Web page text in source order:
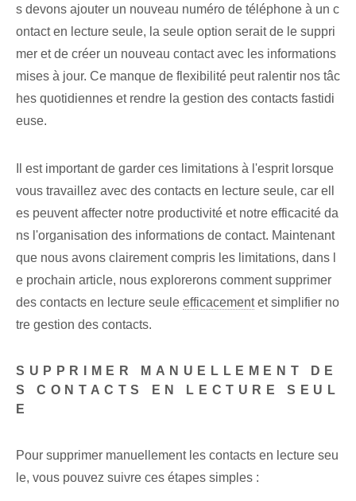
s devons ajouter un nouveau numéro de téléphone à un c
ontact en lecture seule, la seule option serait de le suppri
mer et de créer un nouveau contact avec les informations
mises à jour. Ce manque de flexibilité peut ralentir nos tâc
hes quotidiennes et rendre la gestion des contacts fastidi
euse.
Il est important de garder ces limitations à l'esprit lorsque
vous travaillez avec des contacts en lecture seule, car ell
es peuvent affecter notre productivité et notre efficacité da
ns l'organisation des informations de contact. Maintenant
que nous avons clairement compris les limitations, dans l
e prochain article, nous explorerons comment supprimer
des contacts en lecture seule efficacementet simplifier no
tre gestion des contacts.
SUPPRIMER MANUELLEMENT DE
S CONTACTS EN LECTURE SEUL
E
Pour supprimer manuellement les contacts en lecture seu
le, vous pouvez suivre ces étapes simples :